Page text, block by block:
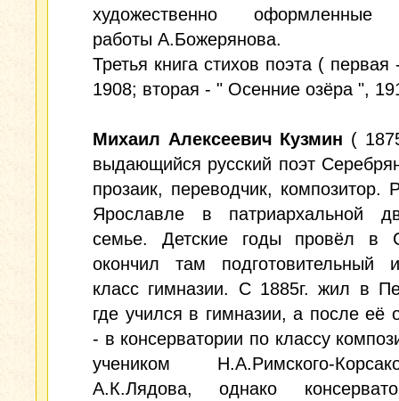
художественно оформленные
работы А.Божерянова.
Третья книга стихов поэта (
1908; вторая - " Осенние озёра ",
Михаил Алексеевич Кузмин (
выдающийся русский поэт
прозаик, переводчик, композитор.
Ярославле в патриархальной
семье. Детские годы провёл в
окончил там подготови­тельный
класс гимназии. С 1885г. жил в
где учился в гимназии, а после её
- в консерватории по классу
учеником Н.А.Римского-
А.К.Лядова, однако